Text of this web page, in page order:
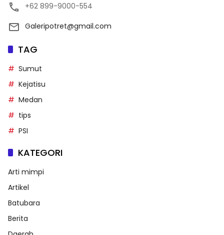
+62 899-9000-554
Galeripotret@gmail.com
TAG
Sumut
Kejatisu
Medan
tips
PSI
KATEGORI
Arti mimpi
Artikel
Batubara
Berita